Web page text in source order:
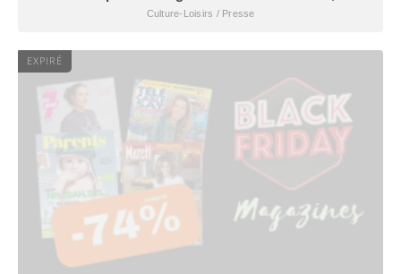
Culture-Loisirs / Presse
EXPIRÉ